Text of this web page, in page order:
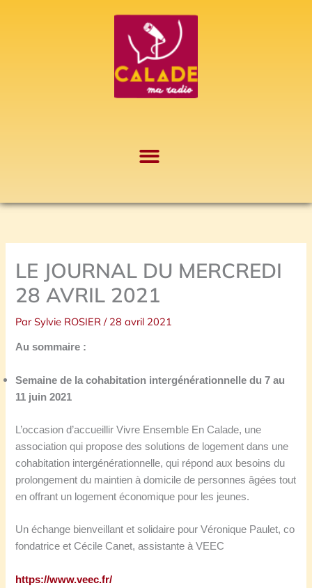
LE JOURNAL DU MERCREDI
28 AVRIL 2021
ParSylvie ROSIER/ 28 avril 2021
Au sommaire :
Semaine de la cohabitation intergénérationnelledu 7 au
11 juin 2021
L’occasion d’accueillir Vivre Ensemble En Calade, une
association qui propose des solutions de logement dans une
cohabitation intergénérationnelle, qui répond aux besoins du
prolongement du maintien à domicile de personnes âgées tout
en offrant un logement économique pour les jeunes.
Un échange bienveillant et solidaire pour Véronique Paulet, co
fondatrice et Cécile Canet, assistante à VEEC
https://www.veec.fr/